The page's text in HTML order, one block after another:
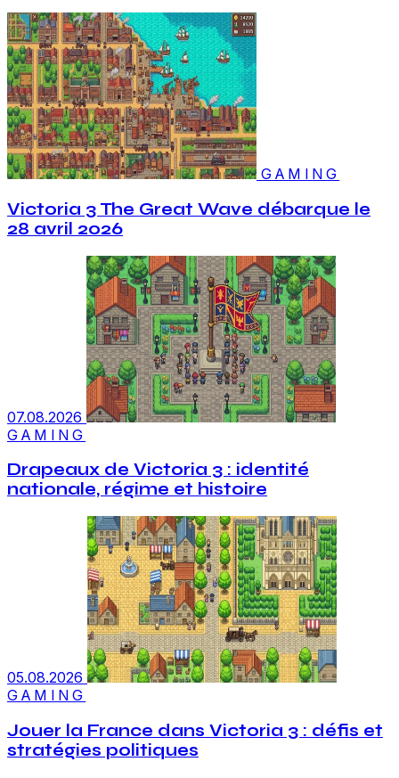
GAMING
Victoria 3 The Great Wave débarque le
28 avril 2026
07.08.2026
GAMING
Drapeaux de Victoria 3 : identité
nationale, régime et histoire
05.08.2026
GAMING
Jouer la France dans Victoria 3 : défis et
stratégies politiques